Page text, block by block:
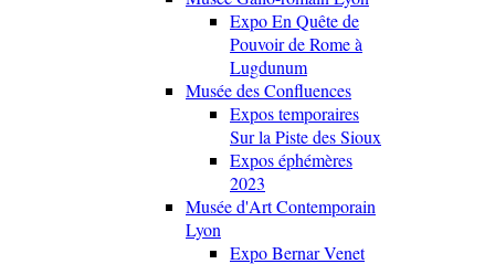
Expo En Quête de
Pouvoir de Rome à
Lugdunum
Musée des Confluences
Expos temporaires
Sur la Piste des Sioux
Expos éphémères
2023
Musée d'Art Contemporain
Lyon
Expo Bernar Venet